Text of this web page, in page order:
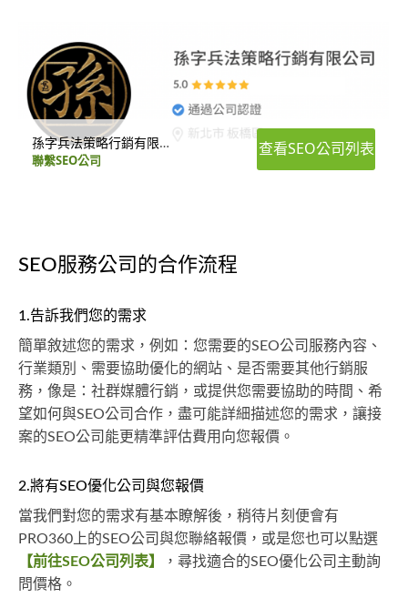
孫字兵法策略行銷有限公司
聯繫SEO公司
查看SEO公司列表
SEO服務公司的合作流程
1.告訴我們您的需求
簡單敘述您的需求，例如：您需要的SEO公司服務內容、
行業類別、需要協助優化的網站、是否需要其他行銷服
務，像是：社群媒體行銷，或提供您需要協助的時間、希
望如何與SEO公司合作，盡可能詳細描述您的需求，讓接
案的SEO公司能更精準評估費用向您報價。
2.將有SEO優化公司與您報價
當我們對您的需求有基本瞭解後，稍待片刻便會有
PRO360上的SEO公司與您聯絡報價，或是您也可以點選
【前往SEO公司列表】
，尋找適合的SEO優化公司主動詢
問價格。